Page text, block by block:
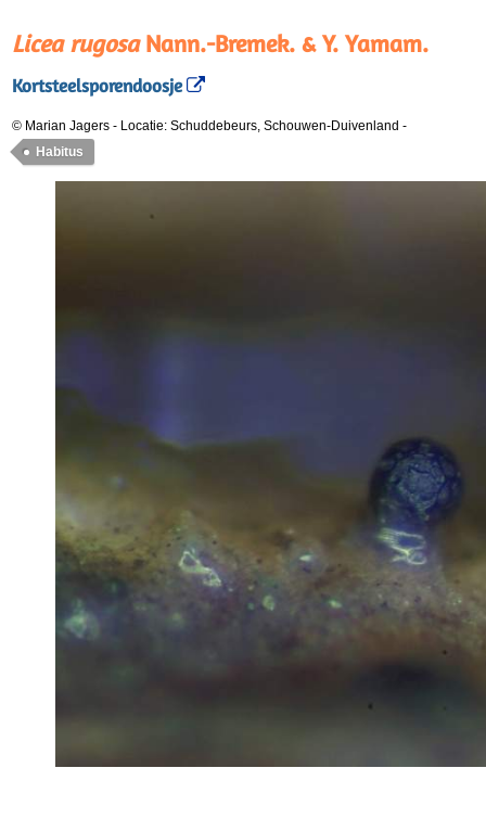
Licea rugosaNann.-Bremek. & Y. Yamam.
Kortsteelsporendoosje
© Marian Jagers - Locatie: Schuddebeurs, Schouwen-Duivenland -
Habitus